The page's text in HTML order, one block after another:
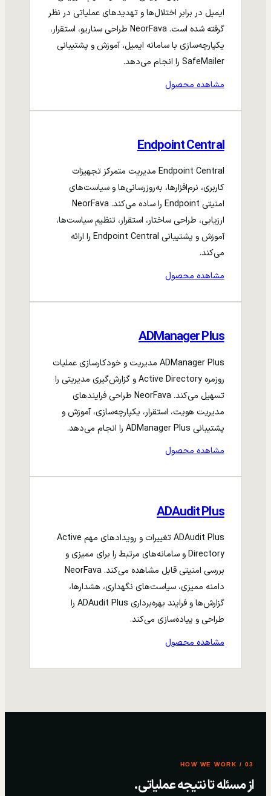
ایمیل در برابر اختلال‌ها و تهدیدهای عملیاتی در نظر
گرفته شده است. NeorFava طراحی سناریو، استقرار،
یکپارچه‌سازی با سامانه ایمیل، آموزش و پشتیبانی
SafeMailer را انجام می‌دهد.
مشاهده محصول
Endpoint Central
Endpoint Central مدیریت متمرکز تجهیزات
کاربری، نرم‌افزارها، به‌روزرسانی‌ها و سیاست‌های
امنیتی Endpoint را ساده می‌کند. NeorFava
ارزیابی، طراحی ساختار، استقرار، تنظیم سیاست‌ها،
آموزش و پشتیبانی Endpoint Central را ارائه
می‌کند.
مشاهده محصول
ADManager Plus
ADManager Plus مدیریت و خودکارسازی عملیات
روزمره Active Directory و گزارش‌گیری مدیریتی را
تسهیل می‌کند. NeorFava طراحی فرایندهای
مدیریت هویت، استقرار، یکپارچه‌سازی، آموزش و
پشتیبانی ADManager Plus را انجام می‌دهد.
مشاهده محصول
ADAudit Plus
ADAudit Plus تغییرات و رویدادهای مهم Active
Directory و سامانه‌های مرتبط را برای ممیزی و
بررسی امنیتی قابل مشاهده می‌کند. NeorFava
دامنه ممیزی، سیاست‌های نگهداری، هشدارها،
گزارش‌ها و فرایند بهره‌برداری ADAudit Plus را
طراحی و پیاده‌سازی می‌کند.
مشاهده محصول
03 / HOW WE WORK
از مسئله تا نتیجه عملیاتی.